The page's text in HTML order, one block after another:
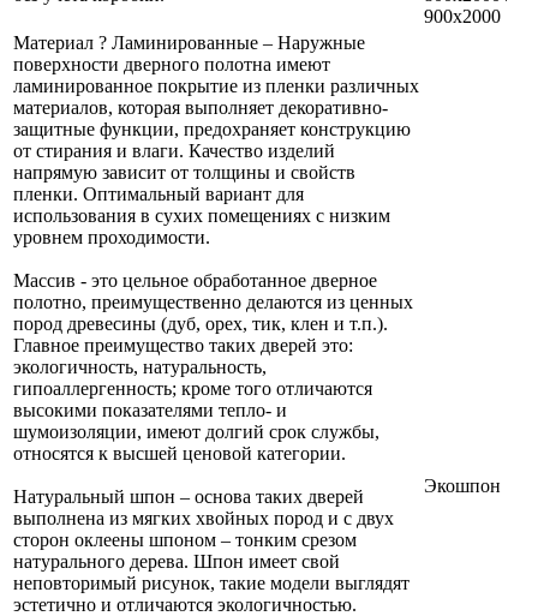
900х2000
Материал ? Ламинированные – Наружные
поверхности дверного полотна имеют
ламинированное покрытие из пленки различных
материалов, которая выполняет декоративно-
защитные функции, предохраняет конструкцию
от стирания и влаги. Качество изделий
напрямую зависит от толщины и свойств
пленки. Оптимальный вариант для
использования в сухих помещениях с низким
уровнем проходимости.
Массив - это цельное обработанное дверное
полотно, преимущественно делаются из ценных
пород древесины (дуб, орех, тик, клен и т.п.).
Главное преимущество таких дверей это:
экологичность, натуральность,
гипоаллергенность; кроме того отличаются
высокими показателями тепло- и
шумоизоляции, имеют долгий срок службы,
относятся к высшей ценовой категории.
Натуральный шпон – основа таких дверей
выполнена из мягких хвойных пород и с двух
сторон оклеены шпоном – тонким срезом
натурального дерева. Шпон имеет свой
неповторимый рисунок, такие модели выглядят
эстетично и отличаются экологичностью.
Экошпон